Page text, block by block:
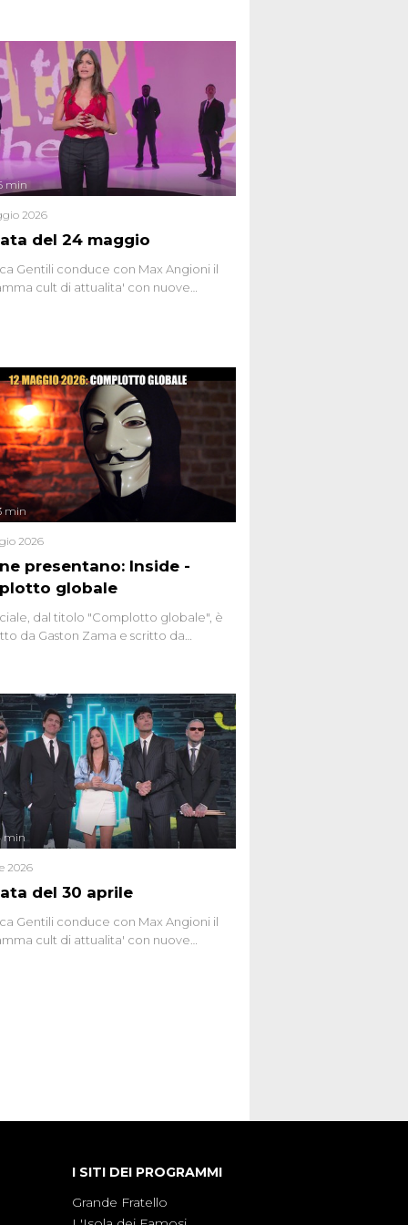
del 24 maggio
min
2026
Gentili conduce con Max Angioni il
cult di attualita' con nuove
presentano: Inside -
globale
min
2026
dal titolo "Complotto globale", è
da Gaston Zama e scritto da
dei sospetti globali e del
che negli ultimi anni hanno
network, talk show, piazze digitali
collettivo.
del 30 aprile
min
2026
Gentili conduce con Max Angioni il
cult di attualita' con nuove
I SITI DEI PROGRAMMI
Grande Fratello